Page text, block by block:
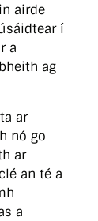
airde
í
a
ag
ar
nó go
ar
an té a
a